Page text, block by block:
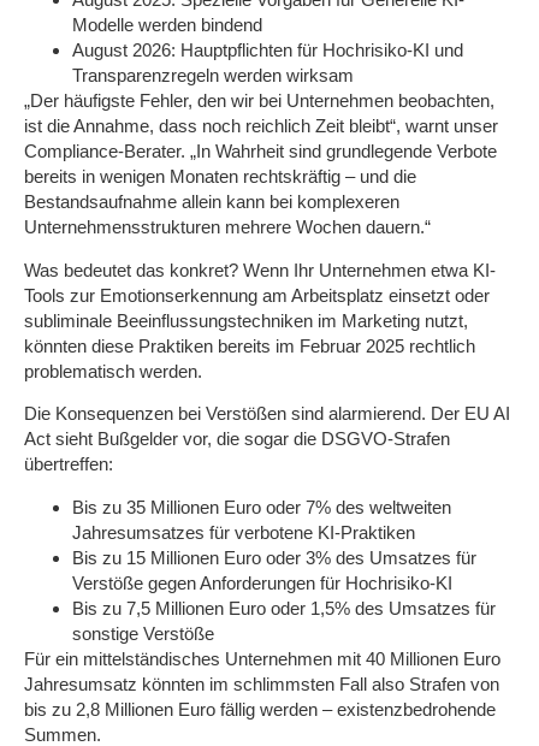
Modelle werden bindend
August 2026: Hauptpflichten für Hochrisiko-KI und
Transparenzregeln werden wirksam
„Der häufigste Fehler, den wir bei Unternehmen beobachten,
ist die Annahme, dass noch reichlich Zeit bleibt“, warnt unser
Compliance-Berater. „In Wahrheit sind grundlegende Verbote
bereits in wenigen Monaten rechtskräftig – und die
Bestandsaufnahme allein kann bei komplexeren
Unternehmensstrukturen mehrere Wochen dauern.“
Was bedeutet das konkret? Wenn Ihr Unternehmen etwa KI-
Tools zur Emotionserkennung am Arbeitsplatz einsetzt oder
subliminale Beeinflussungstechniken im Marketing nutzt,
könnten diese Praktiken bereits im Februar 2025 rechtlich
problematisch werden.
Die Konsequenzen bei Verstößen sind alarmierend. Der EU AI
Act sieht Bußgelder vor, die sogar die DSGVO-Strafen
übertreffen:
Bis zu 35 Millionen Euro oder 7% des weltweiten
Jahresumsatzes für verbotene KI-Praktiken
Bis zu 15 Millionen Euro oder 3% des Umsatzes für
Verstöße gegen Anforderungen für Hochrisiko-KI
Bis zu 7,5 Millionen Euro oder 1,5% des Umsatzes für
sonstige Verstöße
Für ein mittelständisches Unternehmen mit 40 Millionen Euro
Jahresumsatz könnten im schlimmsten Fall also Strafen von
bis zu 2,8 Millionen Euro fällig werden – existenzbedrohende
Summen.